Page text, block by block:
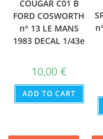
COUGAR C01 B
FORD COSWORTH
n° 13 LE MANS
1983 DECAL 1/43e
10,00 €
ADD TO CART